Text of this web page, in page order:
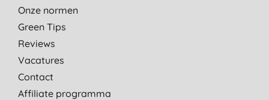
Onze normen
Green Tips
Reviews
Vacatures
Contact
Affiliate programma